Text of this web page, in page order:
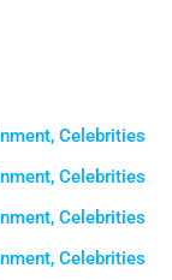
Celebrities
Celebrities
Celebrities
Celebrities